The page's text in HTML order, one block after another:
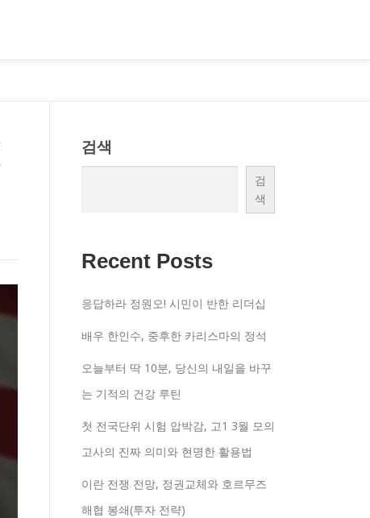
검색
검
색
Recent Posts
응답하라 정원오! 시민이 반한 리더십
배우 한인수, 중후한 카리스마의 정석
오늘부터 딱 10분, 당신의 내일을 바꾸
는 기적의 건강 루틴
첫 전국단위 시험 압박감, 고1 3월 모의
고사의 진짜 의미와 현명한 활용법
이란 전쟁 전망, 정권교체와 호르무즈
해협 봉쇄(투자 전략)